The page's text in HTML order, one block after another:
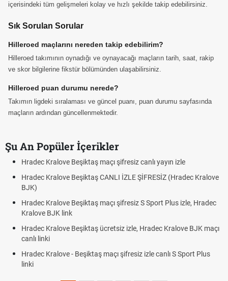
içerisindeki tüm gelişmeleri kolay ve hızlı şekilde takip edebilirsiniz.
Sık Sorulan Sorular
Hilleroed maçlarını nereden takip edebilirim?
Hilleroed takımının oynadığı ve oynayacağı maçların tarih, saat, rakip
ve skor bilgilerine fikstür bölümünden ulaşabilirsiniz.
Hilleroed puan durumu nerede?
Takımın ligdeki sıralaması ve güncel puanı, puan durumu sayfasında
maçların ardından güncellenmektedir.
Şu An Popüler İçerikler
Hradec Kralove Beşiktaş maçı şifresiz canlı yayın izle
Hradec Kralove Beşiktaş CANLI İZLE ŞİFRESİZ (Hradec Kralove
BJK)
Hradec Kralove Beşiktaş maçı şifresiz S Sport Plus izle, Hradec
Kralove BJK link
Hradec Kralove Beşiktaş ücretsiz izle, Hradec Kralove BJK maçı
canlı linki
Hradec Kralove - Beşiktaş maçı şifresiz izle canlı S Sport Plus
linki